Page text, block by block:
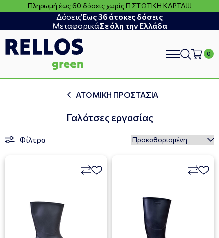
Πληρωμή έως 60 δόσεις χωρίς ΠΙΣΤΩΤΙΚΗ ΚΑΡΤΑ!!!
ΔόσειςΈως 36 άτοκες δόσεις
ΜεταφορικάΣε όλη την Ελλάδα
search
ΑΤΟΜΙΚΗ ΠΡΟΣΤΑΣΙΑ
Γαλότσες εργασίας
Φίλτρα